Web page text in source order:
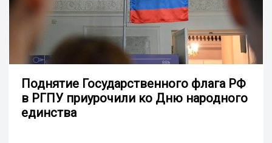
Поднятие Государственного флага РФ
в РГПУ приурочили ко Дню народного
единства